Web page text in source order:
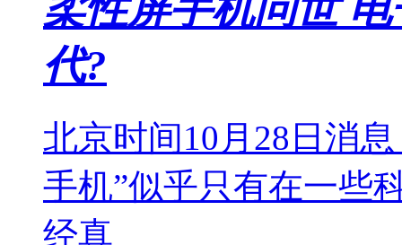
代?
北京时间10月28日消
手机”似乎只有在一些
经真